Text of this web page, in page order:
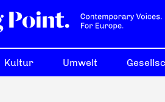
Kultur Umwelt